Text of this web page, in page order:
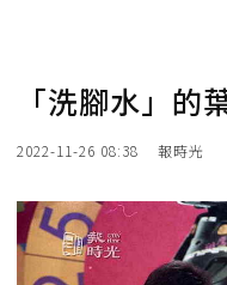
「洗腳水」的
2022-11-26 08:38 報時光